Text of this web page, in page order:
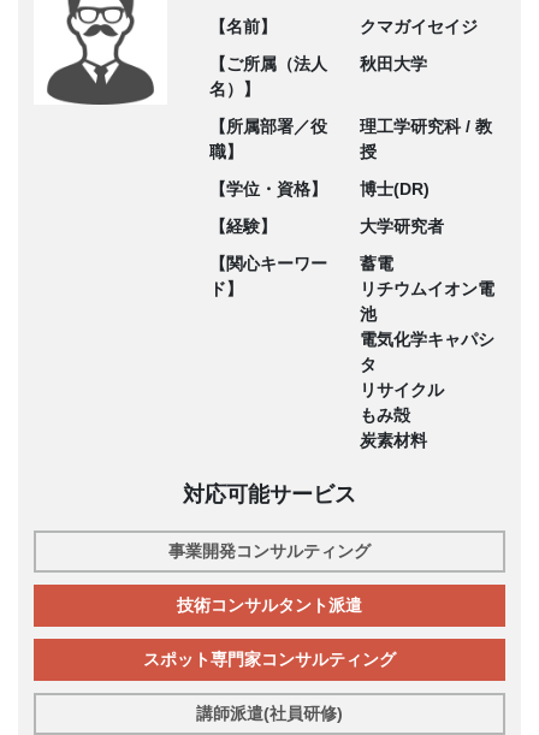
【名前】
クマガイセイジ
【ご所属（法人
名）】
秋田大学
【所属部署／役
職】
理工学研究科 / 教
授
【学位・資格】
博士(DR)
【経験】
大学研究者
【関心キーワー
ド】
蓄電
リチウムイオン電
池
電気化学キャパシ
タ
リサイクル
もみ殻
炭素材料
対応可能サービス
事業開発コンサルティング
技術コンサルタント派遣
スポット専門家コンサルティング
講師派遣(社員研修)